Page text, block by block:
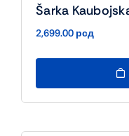
Šarka
2,699.00 рсд